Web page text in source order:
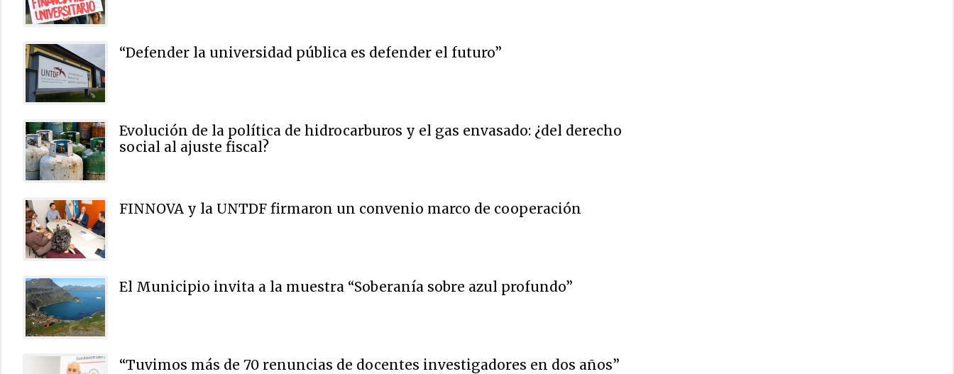
“Defender la universidad pública es defender el futuro”
Evolución de la política de hidrocarburos y el gas envasado: ¿del derecho
social al ajuste fiscal?
FINNOVA y la UNTDF firmaron un convenio marco de cooperación
El Municipio invita a la muestra “Soberanía sobre azul profundo”
“Tuvimos más de 70 renuncias de docentes investigadores en dos años”